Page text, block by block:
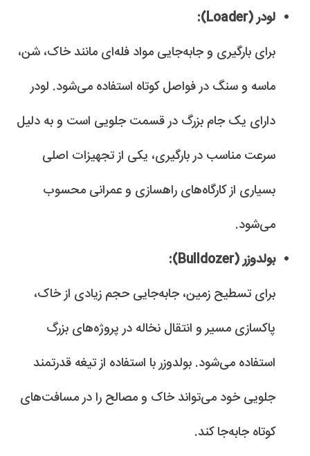
لودر (Loader):
برای بارگیری و جابه‌جایی مواد فله‌ای مانند خاک، شن،
ماسه و سنگ در فواصل کوتاه استفاده می‌شود. لودر
دارای یک جام بزرگ در قسمت جلویی است و به دلیل
سرعت مناسب در بارگیری، یکی از تجهیزات اصلی
بسیاری از کارگاه‌های راهسازی و عمرانی محسوب
می‌شود.
بولدوزر (Bulldozer):
برای تسطیح زمین، جابه‌جایی حجم زیادی از خاک،
پاکسازی مسیر و انتقال نخاله در پروژه‌های بزرگ
استفاده می‌شود. بولدوزر با استفاده از تیغه قدرتمند
جلویی خود می‌تواند خاک و مصالح را در مسافت‌های
کوتاه جابه‌جا کند.